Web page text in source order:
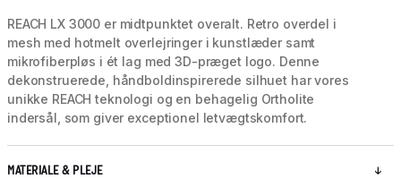
REACH LX 3000 er midtpunktet overalt. Retro overdel i
mesh med hotmelt overlejringer i kunstlæder samt
mikrofiberpløs i ét lag med 3D-præget logo. Denne
dekonstruerede, håndboldinspirerede silhuet har vores
unikke REACH teknologi og en behagelig Ortholite
indersål, som giver exceptionel letvægtskomfort.
MATERIALE & PLEJE